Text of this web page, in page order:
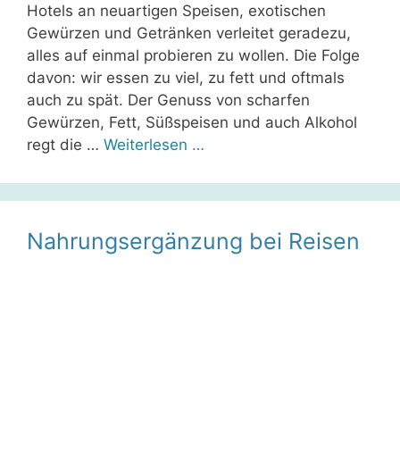
Hotels an neuartigen Speisen, exotischen
Gewürzen und Getränken verleitet geradezu,
alles auf einmal probieren zu wollen. Die Folge
davon: wir essen zu viel, zu fett und oftmals
auch zu spät. Der Genuss von scharfen
Gewürzen, Fett, Süßspeisen und auch Alkohol
regt die … Weiterlesen …
Nahrungsergänzung bei Reisen